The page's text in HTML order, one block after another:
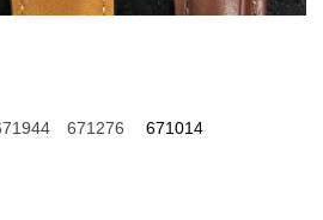
671276 671014